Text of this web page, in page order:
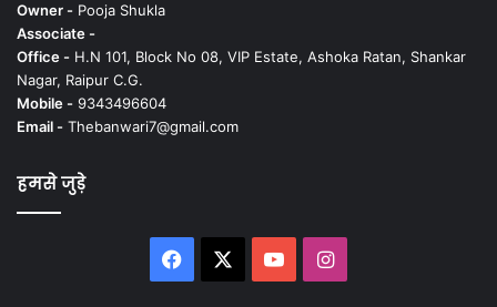
Owner - Pooja Shukla
Associate -
Office - H.N 101, Block No 08, VIP Estate, Ashoka Ratan, Shankar
Nagar, Raipur C.G.
Mobile - 9343496604
Email - Thebanwari7@gmail.com
हमसे जुड़े
Facebook YouTubeInstagram